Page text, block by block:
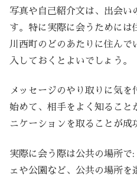
写真や自己紹介文は、出会い
す。特に実際に会うためには
川西町のどのあたりに住んで
入しておくとよいでしょう。
メッセージのやり取りに気を
始めて、相手をよく知ること
ニケーションを取ることが成
実際に会う際は公共の場所で
ェや公園など、公共の場所を